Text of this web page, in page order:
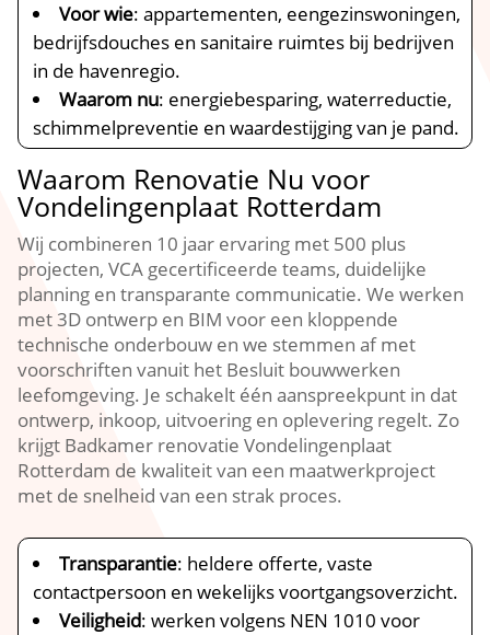
Voor wie: appartementen, eengezinswoningen,
bedrijfsdouches en sanitaire ruimtes bij bedrijven
in de havenregio.​
Waarom nu: energiebesparing, waterreductie,
schimmelpreventie en waardestijging van je pand.​
Waarom Renovatie Nu voor
Vondelingenplaat Rotterdam
Wij combineren 10 jaar ervaring met 500 plus
projecten, VCA gecertificeerde teams, duidelijke
planning en transparante communicatie.​ We werken
met 3D ontwerp en BIM voor een kloppende
technische onderbouw en we stemmen af met
voorschriften vanuit het Besluit bouwwerken
leefomgeving.​ Je schakelt één aanspreekpunt in dat
ontwerp, inkoop, uitvoering en oplevering regelt.​ Zo
krijgt Badkamer renovatie Vondelingenplaat
Rotterdam de kwaliteit van een maatwerkproject
met de snelheid van een strak proces.​
Transparantie: heldere offerte, vaste
contactpersoon en wekelijks voortgangsoverzicht.​
Veiligheid: werken volgens NEN 1010 voor